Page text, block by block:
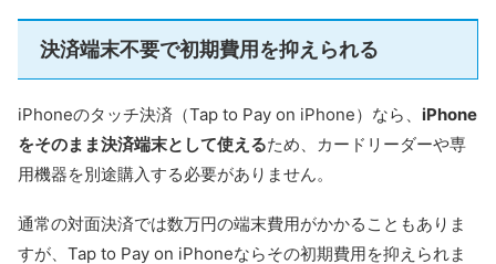
決済端末不要で初期費用を抑えられる
iPhoneのタッチ決済（Tap to Pay on iPhone）なら、 iPhone
をそのまま決済端末として使えるため、カードリーダーや専
用機器を別途購入する必要がありません。
通常の対面決済では数万円の端末費用がかかることもありま
すが、Tap to Pay on iPhoneならその初期費用を抑えられま